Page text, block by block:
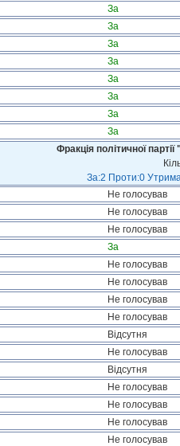
За
За
За
За
За
За
За
За
Фракція політичної
За:2 Проти:0
Не голосував
Не голосував
Не голосував
За
Не голосував
Не голосував
Не голосував
Не голосував
Відсутня
Не голосував
Відсутня
Не голосував
Не голосував
Не голосував
Не голосував